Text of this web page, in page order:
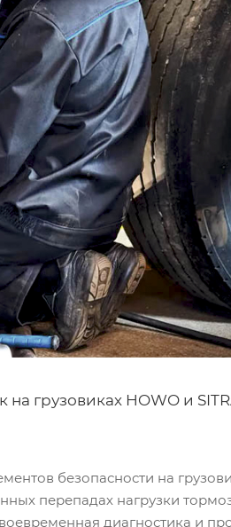
грузовиках HOWO и
безопасности на
перепадах нагрузки
диагностика и